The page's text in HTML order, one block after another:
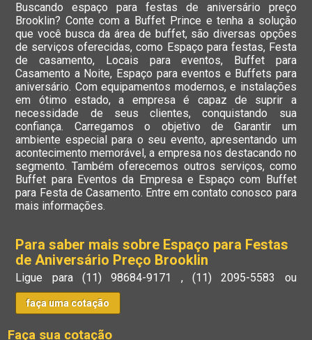
Buscando espaço para festas de aniversário preço
Brooklin? Conte com a Buffet Prince e tenha a solução
que você busca da área de buffet, são diversas opções
de serviços oferecidas, como Espaço para festas, Festa
de casamento, Locais para eventos, Buffet para
Casamento a Noite, Espaço para eventos e Buffets para
aniversário. Com equipamentos modernos, e instalações
em ótimo estado, a empresa é capaz de suprir a
necessidade de seus clientes, conquistando sua
confiança. Carregamos o objetivo de Garantir um
ambiente especial para o seu evento, apresentando um
acontecimento memorável, a empresa nos destacando no
segmento. Também oferecemos outros serviços, como
Buffet para Eventos da Empresa e Espaço com Buffet
para Festa de Casamento. Entre em contato conosco para
mais informações.
Para saber mais sobre Espaço para Festas
de Aniversário Preço Brooklin
Ligue para(11) 98684-9171 , (11) 2095-5583 ou
faça uma cotação
Faça sua cotação